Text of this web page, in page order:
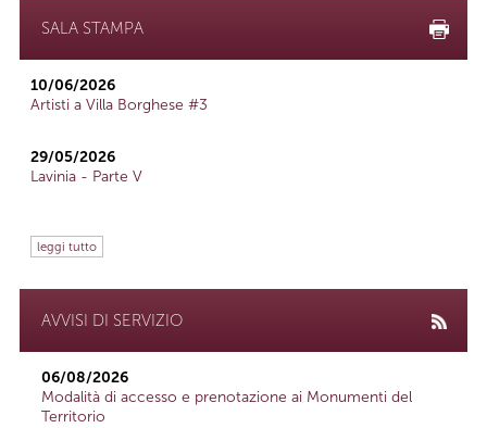
SALA STAMPA
10/06/2026
Artisti a Villa Borghese #3
29/05/2026
Lavinia - Parte V
leggi tutto
AVVISI DI SERVIZIO
06/08/2026
Modalità di accesso e prenotazione ai Monumenti del
Territorio